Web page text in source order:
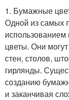
1. Бумажные
Одной из самых
цветы. Они
стен, столов,
гирлянды.
созданию
и заканчивая